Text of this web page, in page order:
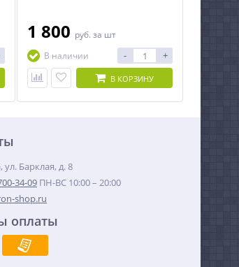
1 800 руб. за шт
В наличии
- +
В КОРЗИНУ
ул. Барклая, д. 8
34-09 ПН-ВС 10:00 – 20:00
shop.ru
оплаты